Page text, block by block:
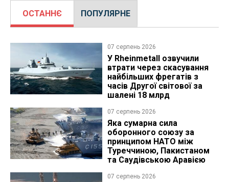
ОСТАННЄ ПОПУЛЯРНЕ
07 серпень 2026
У Rheinmetall озвучили
втрати через скасування
найбільших фрегатів з
часів Другої світової за
шалені 18 млрд
07 серпень 2026
Яка сумарна сила
оборонного союзу за
принципом НАТО між
Туреччиною, Пакистаном
та Саудівською Аравією
07 серпень 2026